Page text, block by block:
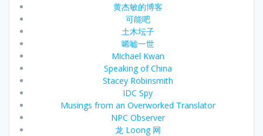
黄杰敏的博客
可能吧
土木坛子
唏嘘一世
Michael Kwan
Speaking of China
Stacey Robinsmith
IDC Spy
Musings from an Overworked Translator
NPC Observer
龙 Loong 网